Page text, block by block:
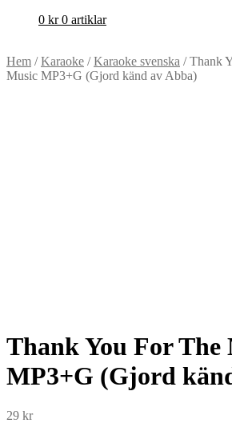
0 kr 0 artiklar
Hem /Karaoke /Karaoke svenska /Thank
Music MP3+G (Gjord känd av Abba)
Thank You For The
MP3+G (Gjord
29 kr